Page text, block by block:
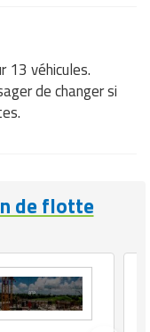
13 véhicules.
de changer si
de flotte